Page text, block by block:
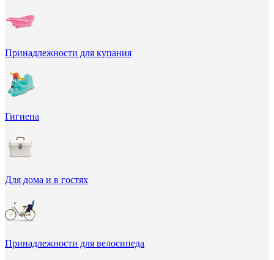
Принадлежности для купания
Гигиена
Для дома и в гостях
Принадлежности для велосипеда